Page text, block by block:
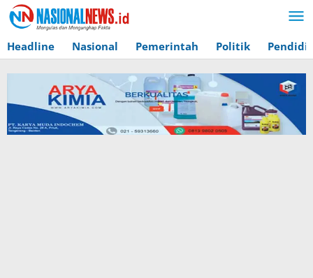
Lewati
ke
konten
Headline Nasional Pemerintah Politik